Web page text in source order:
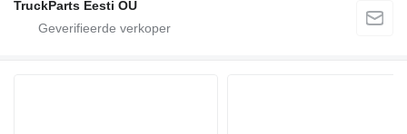
TruckParts Eesti OÜ